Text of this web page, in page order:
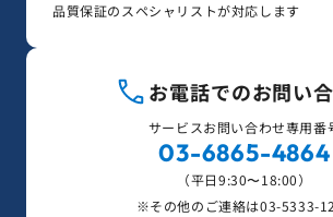
品質保証のスペシャリストが対応します
お電話でのお問い
サービスお問い合わせ専用番
03-6865-4864
（平日9:30〜18:00）
※その他のご連絡は03-5333-